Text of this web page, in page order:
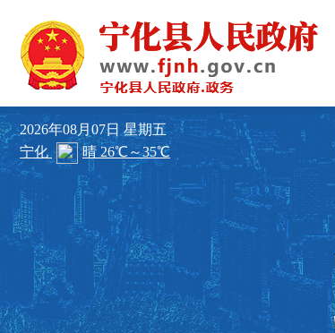
2026年08月07日星期五